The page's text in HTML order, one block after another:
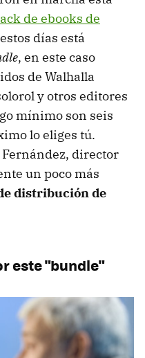
de ebooks de
días está
, en este caso
de Walhalla
y otros editores
mínimo son seis
lo eliges tú.
director
un poco más
distribución de
este "bundle"